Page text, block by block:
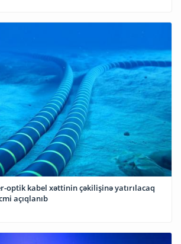
optik kabel xəttinin çəkilişinə yatırılacaq
açıqlanıb